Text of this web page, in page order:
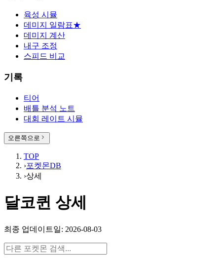
육성 시뮬
데미지 일람표★
데미지 계산
내구 조정
스피드 비교
기록
티어
배틀 분석 노트
대회 레이트 시뮬
오른쪽으로
TOP
›포켓몬DB
›상세
달코퀸 상세
최종 업데이트일: 2026-08-03